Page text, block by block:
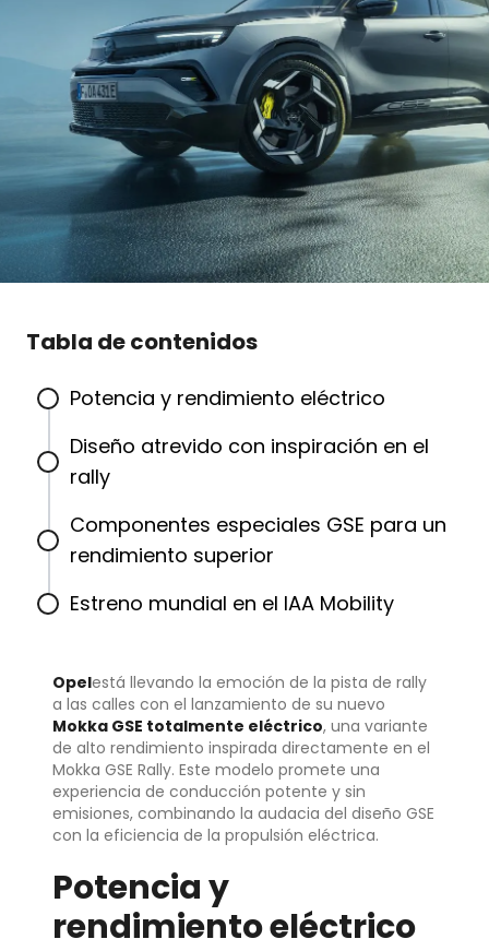
Tabla de contenidos
Potencia y rendimiento eléctrico
Diseño atrevido con inspiración en el
rally
Componentes especiales GSE para un
rendimiento superior
Estreno mundial en el IAA Mobility
Opelestá llevando la emoción de la pista de rally
a las calles con el lanzamiento de su nuevo
Mokka GSE totalmente eléctrico, una variante
de alto rendimiento inspirada directamente en el
Mokka GSE Rally. Este modelo promete una
experiencia de conducción potente y sin
emisiones, combinando la audacia del diseño GSE
con la eficiencia de la propulsión eléctrica.
Potencia y
rendimiento eléctrico